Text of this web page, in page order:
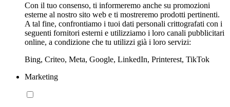
Con il tuo consenso, ti informeremo anche su promozioni
esterne al nostro sito web e ti mostreremo prodotti pertinenti.
A tal fine, confrontiamo i tuoi dati personali crittografati con i
seguenti fornitori esterni e utilizziamo i loro canali pubblicitari
online, a condizione che tu utilizzi già i loro servizi:
Bing, Criteo, Meta, Google, LinkedIn, Printerest, TikTok
Marketing